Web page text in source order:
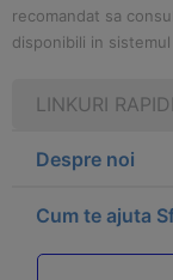
recomandat sa
disponibili in
LINKURI
Despre noi
Cum te ajuta